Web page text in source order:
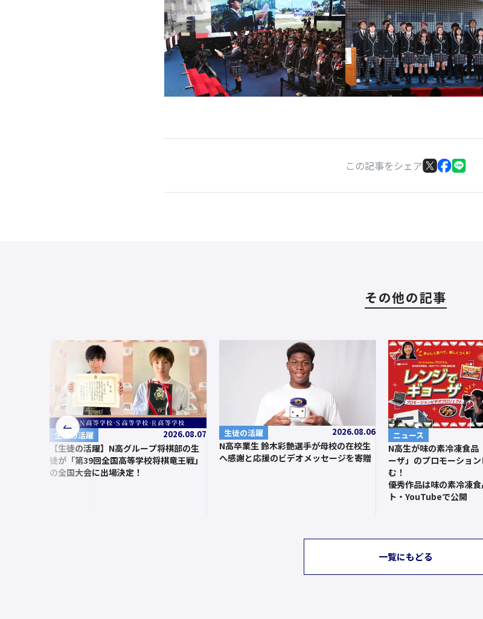
この記事をシェア
その他の記事
前
へ
生徒の活躍 2026.08.07
【生徒の活躍】N高グループ将棋部の生
徒が「第39回全国高等学校将棋竜王戦」
の全国大会に出場決定！
生徒の活躍 2026.08.06
N高卒業生 鈴木彩艶選手が母校の在校生
へ感謝と応援のビデオメッセージを寄贈
ニュース
N高生が味の素冷凍食品
ーザ」のプロモーショ
む！
優秀作品は味の素冷凍
ト・YouTubeで公開
一覧にもどる